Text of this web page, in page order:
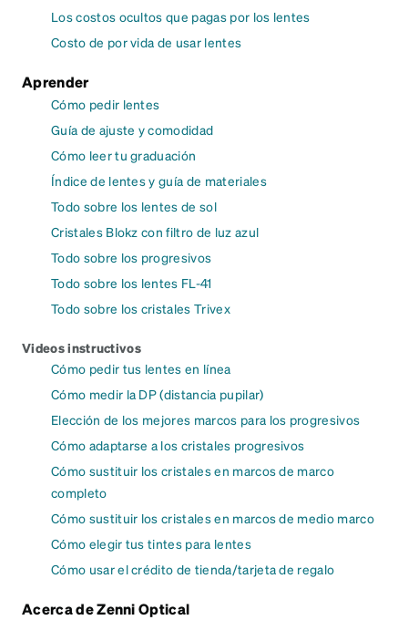
Los costos ocultos que pagas por los lentes
Costo de por vida de usar lentes
Aprender
Cómo pedir lentes
Guía de ajuste y comodidad
Cómo leer tu graduación
Índice de lentes y guía de materiales
Todo sobre los lentes de sol
Cristales Blokz con filtro de luz azul
Todo sobre los progresivos
Todo sobre los lentes FL-41
Todo sobre los cristales Trivex
Videos instructivos
Cómo pedir tus lentes en línea
Cómo medir la DP (distancia pupilar)
Elección de los mejores marcos para los progresivos
Cómo adaptarse a los cristales progresivos
Cómo sustituir los cristales en marcos de marco
completo
Cómo sustituir los cristales en marcos de medio marco
Cómo elegir tus tintes para lentes
Cómo usar el crédito de tienda/tarjeta de regalo
Acerca de Zenni Optical